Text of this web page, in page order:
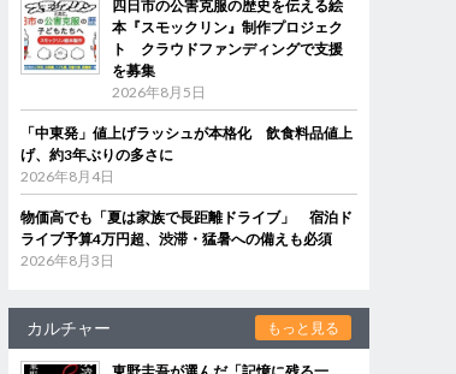
四日市の公害克服の歴史を伝える絵
本『スモックリン』制作プロジェク
ト クラウドファンディングで支援
を募集
2026年8月5日
「中東発」値上げラッシュが本格化 飲食料品値上
げ、約3年ぶりの多さに
2026年8月4日
物価高でも「夏は家族で長距離ドライブ」 宿泊ド
ライブ予算4万円超、渋滞・猛暑への備えも必須
2026年8月3日
カルチャー もっと見る